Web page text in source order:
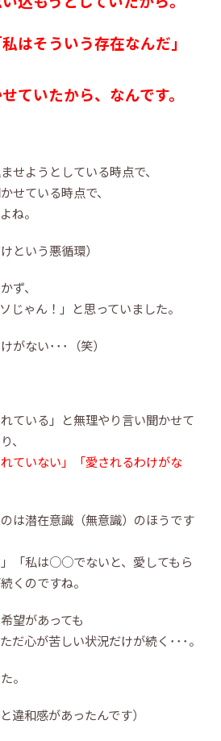
はそういう存在なんだ」
ていたから、なんです。
せようとしている時点で、
せている時点で、
ね。
という悪循環）
ず、
じゃん！」と思っていました。
がない･･･（笑）
ている」と無理やり言い聞かせて
、
ていない」「愛されるわけがな
は潜在意識（無意識）のほうです
「私は○○でないと、愛してもら
くのですね。
望があっても
だ心が苦しい状況だけが続く･･･。
。
違和感があったんです）